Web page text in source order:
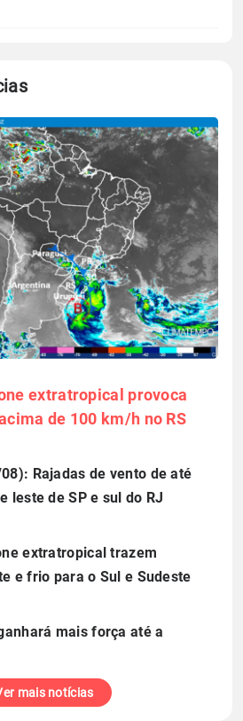
extratropical provoca
de 100 km/h no RS
Rajadas de vento de até
leste de SP e sul do RJ
extratropical trazem
e frio para o Sul e Sudeste
mais força até a
mais notícias